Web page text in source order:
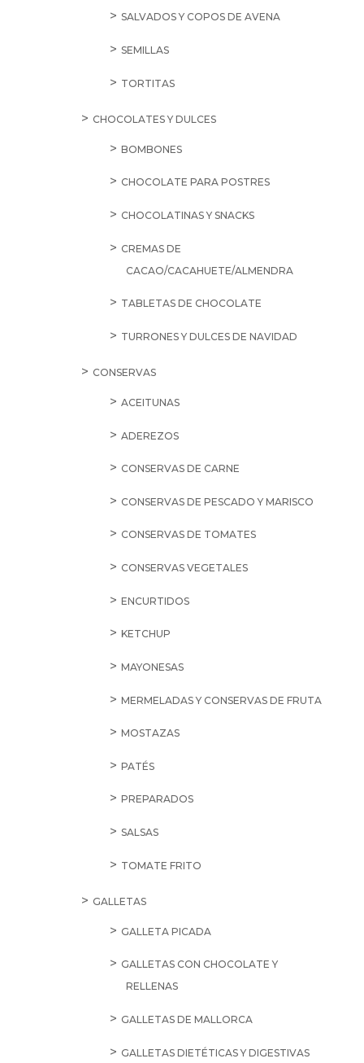
SALVADOS Y COPOS DE AVENA
SEMILLAS
TORTITAS
CHOCOLATES Y DULCES
BOMBONES
CHOCOLATE PARA POSTRES
CHOCOLATINAS Y SNACKS
CREMAS DE
CACAO/CACAHUETE/ALMENDRA
TABLETAS DE CHOCOLATE
TURRONES Y DULCES DE NAVIDAD
CONSERVAS
ACEITUNAS
ADEREZOS
CONSERVAS DE CARNE
CONSERVAS DE PESCADO Y MARISCO
CONSERVAS DE TOMATES
CONSERVAS VEGETALES
ENCURTIDOS
KETCHUP
MAYONESAS
MERMELADAS Y CONSERVAS DE FRUTA
MOSTAZAS
PATÉS
PREPARADOS
SALSAS
TOMATE FRITO
GALLETAS
GALLETA PICADA
GALLETAS CON CHOCOLATE Y
RELLENAS
GALLETAS DE MALLORCA
GALLETAS DIETÉTICAS Y DIGESTIVAS